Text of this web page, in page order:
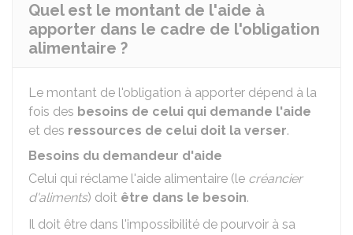
Quel est le montant de l'aide à
apporter dans le cadre de l'obligation
alimentaire ?
Le montant de l'obligation à apporter dépend à la
fois des besoins de celui qui demande l'aide
et des ressources de celui doit la verser.
Besoins du demandeur d'aide
Celui qui réclame l'aide alimentaire (le créancier
d'aliments) doit être dans le besoin.
Il doit être dans l'impossibilité de pourvoir à sa